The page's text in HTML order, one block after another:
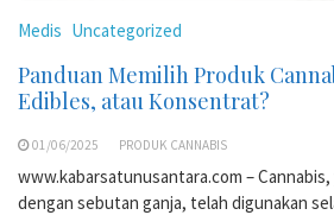
Medis Uncategorized
Panduan Memilih Produk
Edibles, atau Konsentrat?
01/06/2025 PRODUK CANNABIS
www.kabarsatunusantara.com –
dengan sebutan ganja, telah digunakan